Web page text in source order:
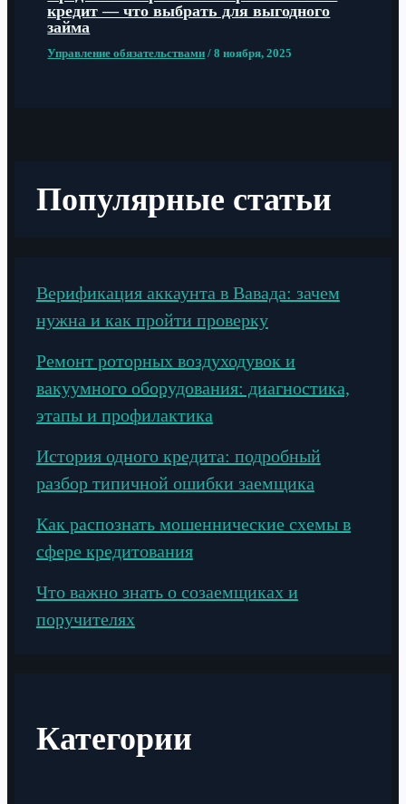
кредит — что выбрать для выгодного
займа
Управление обязательствами /8 ноября, 2025
Популярные статьи
Верификация аккаунта в Вавада: зачем
нужна и как пройти проверку
Ремонт роторных воздуходувок и
вакуумного оборудования: диагностика,
этапы и профилактика
История одного кредита: подробный
разбор типичной ошибки заемщика
Как распознать мошеннические схемы в
сфере кредитования
Что важно знать о созаемщиках и
поручителях
Категории